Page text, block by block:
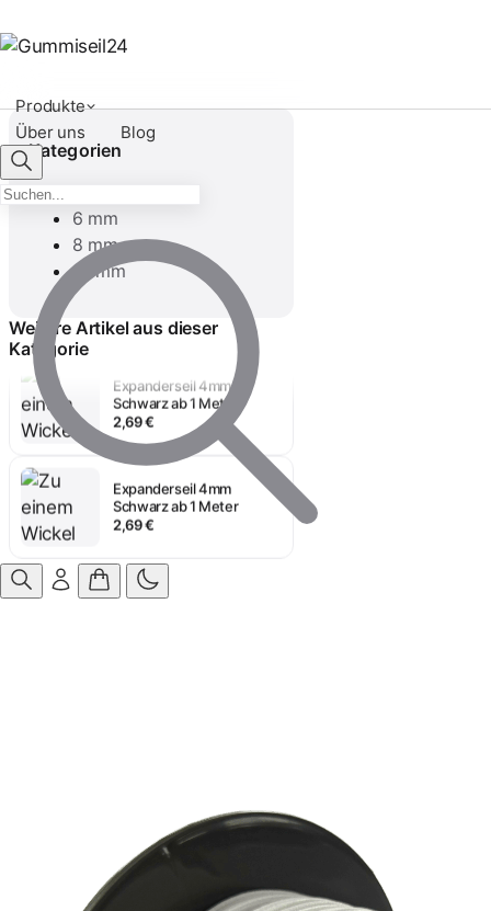
Produkte
Über uns
Blog
Anmelden
Kategorien
6 mm
8 mm
10 mm
Weitere Artikel aus dieser
Kategorie
Expanderseil 4mm
Schwarz ab 1 Meter
2,69 €
Expanderseil 4mm
Schwarz ab 1 Meter
2,69 €